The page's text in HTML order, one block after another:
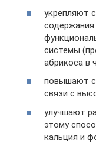
укрепляют
содержания
системы
абрикоса в
повышают
связи с
улучшают
этому
кальция и